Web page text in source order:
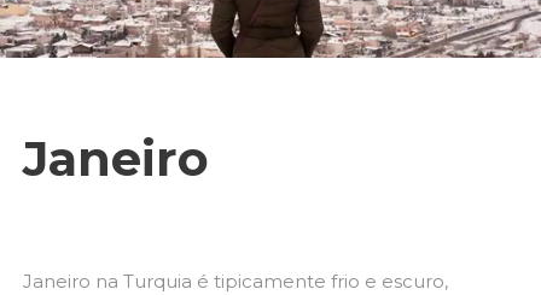
Janeiro
Janeiro na Turquia é tipicamente frio e escuro,